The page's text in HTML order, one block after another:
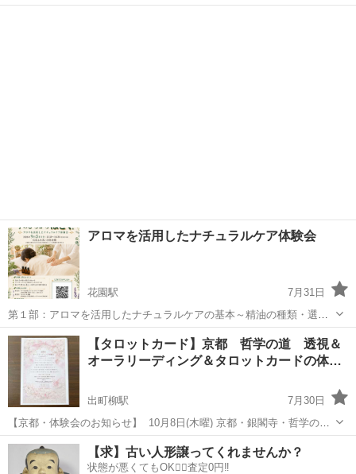
に触れてみませんか？～ 韓国ドラマやK-POPは好きだけど、「韓国の
アロマを活用したナチュラルケア体験会
花園駅
7月31日
第１部：アロマを活用したナチュラルケアの基本～精油の種類・選び
方・暮らしへの取り入れ方 第２部：アロマタッチ体験～精油を使った
手技を体験（ハンドアロマのみのご参加もOK） 【なんとなく不調…
をそのままにしないで】...
京都 京都市 花園駅 ワークショップ 体験会
【タロットカード】京都 哲学の道 透視＆
オーラリーディング＆タロットカードの体…
出町柳駅
7月30日
【京都・体験会のお知らせ】 ⁡ 10月8日(木曜) 京都・銀閣寺・哲学の
道 Gallery & Cafe なないろは店内にて 透視＆オーラリーディング
＆タロットカードの体験会が開催されます。 ご参加お待ちしてお...
京都 京都市 出町柳駅 ワークショップ
【求】古い人形譲ってくれませんか？
状態が悪くてもOK🙆‍♀️査定0円‼️